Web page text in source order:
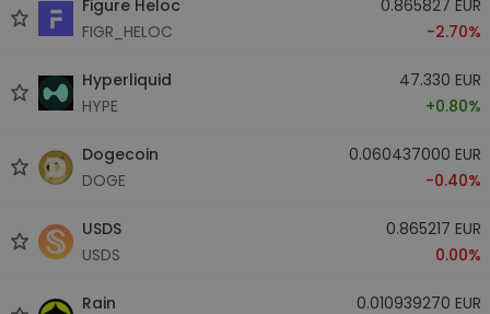
Figure Heloc
FIGR_HELOC
0.865827 EUR
-2.70%
Hyperliquid
HYPE
47.330 EUR
+0.80%
Dogecoin
DOGE
0.060437000 EUR
-0.40%
USDS
USDS
0.865217 EUR
0.00%
Rain
0.010939270 EUR